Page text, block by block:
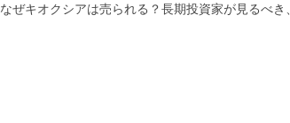
なぜキオクシアは売られる？長期投資家が見るべ